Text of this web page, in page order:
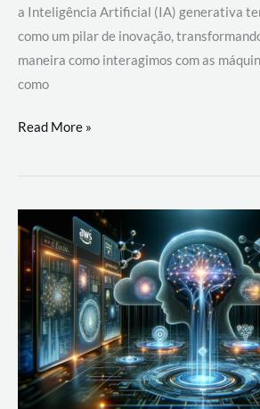
a Inteligência Artificial (IA) generativa
como um pilar de inovação,
maneira como interagimos com as
como
Desenvolvimento
um
com
AWS
Read More »